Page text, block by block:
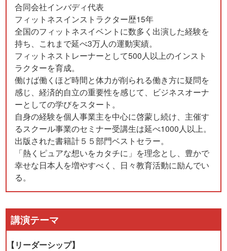
合同会社インバディ代表
フィットネスインストラクター歴15年
全国のフィットネスイベントに数多く出演した経験を
持ち、これまで延べ3万人の運動実績。
フィットネストレーナーとして500人以上のインスト
ラクターを育成。
働けば働くほど時間と体力が削られる働き方に疑問を
感じ、経済的自立の重要性を感じて、ビジネスオーナ
ーとしての学びをスタート。
自身の経験を個人事業主を中心に啓蒙し続け、主催す
るスクール事業のセミナー受講生は延べ1000人以上。
出版された書籍計５５部門ベストセラー。
「熱くピュアな想いをカタチに」を理念とし、豊かで
幸せな日本人を増やすべく、日々教育活動に励んでい
る。
講演テーマ
【リーダーシップ】